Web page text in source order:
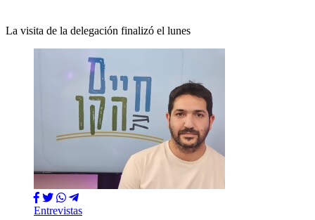
La visita de la delegación finalizó el lunes
Entrevistas